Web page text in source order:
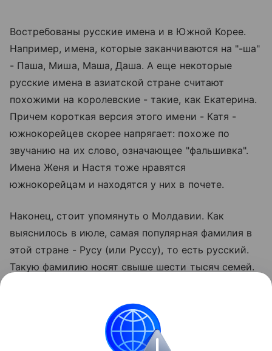
Востребованы русские имена и в Южной Корее.
Например, имена, которые заканчиваются на "-ша"
- Паша, Миша, Маша, Даша. А еще некоторые
русские имена в азиатской стране считают
похожими на королевские - такие, как Екатерина.
Причем короткая версия этого имени - Катя -
южнокорейцев скорее напрягает: похоже по
звучанию на их слово, означающее "фальшивка".
Имена Женя и Настя тоже нравятся
южнокорейцам и находятся у них в почете.
Наконец, стоит упомянуть о Молдавии. Как
выяснилось в июле, самая популярная фамилия в
этой стране - Русу (или Руссу), то есть русский.
Такую фамилию носят свыше шести тысяч семей.
являются обладателями этой фамилии. Историки
поясняют, что популярность ее объясняется
просто: Молдавия исторически имеет тесную